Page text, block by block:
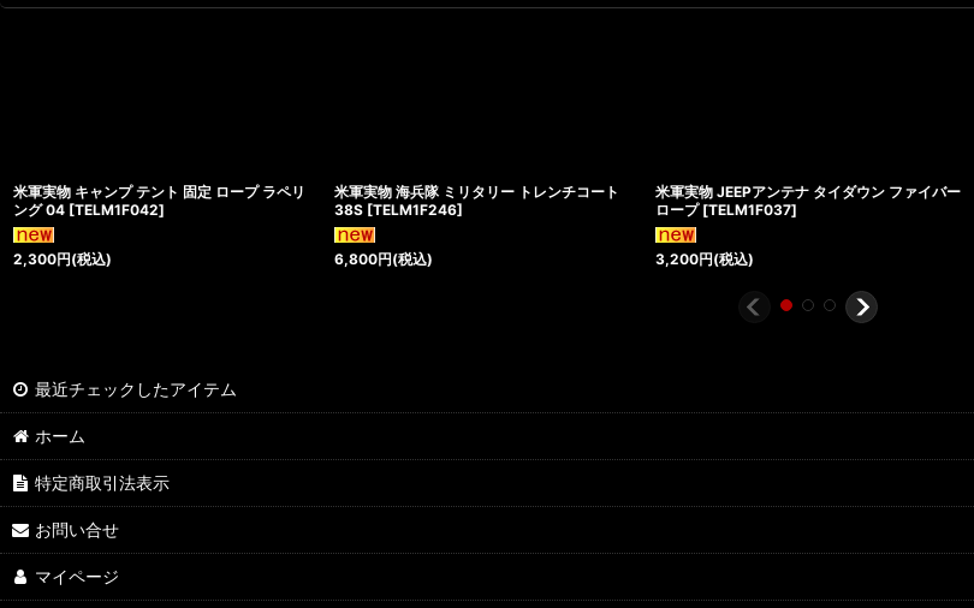
米軍実物 キャンプ テント 固定 ロープ ラペリ
ング 04 [TELM1F042]
2,300円(税込)
米軍実物 海兵隊 ミリタリー トレンチコート
38S [TELM1F246]
6,800円(税込)
米軍実物 JEEPアンテナ タイダウン ファイバー
ロープ [TELM1F037]
3,200円(税込)
最近チェックしたアイテム
ホーム
特定商取引法表示
お問い合せ
マイページ